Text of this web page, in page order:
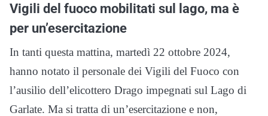
Vigili del fuoco mobilitati sul lago, ma è
per un’esercitazione
In tanti questa mattina, martedì 22 ottobre 2024,
hanno notato il personale dei Vigili del Fuoco con
l’ausilio dell’elicottero Drago impegnati sul Lago di
Garlate. Ma si tratta di un’esercitazione e non,